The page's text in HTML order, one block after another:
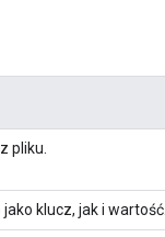
pliku.
klucz, jak i wartość.